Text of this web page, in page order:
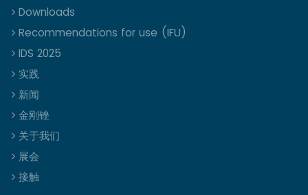
Downloads
Recommendations for use (IFU)
IDS 2025
实践
新闻
金刚锉
关于我们
展会
接触